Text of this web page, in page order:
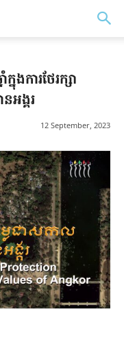
ការថែរក្សា
អង្គរ
12 September, 2023